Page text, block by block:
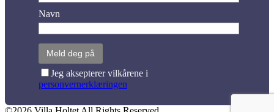
Navn
Jeg aksepterer vilkårene i
personvernerklæringen